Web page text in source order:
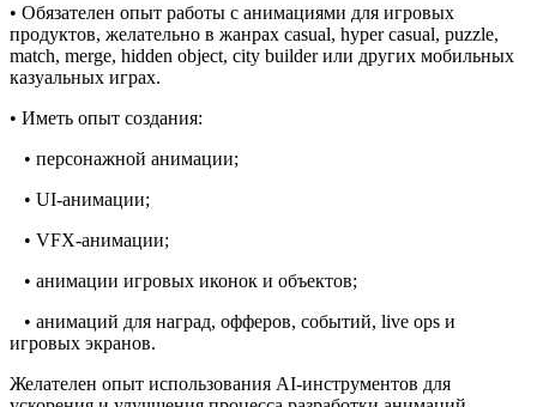
• Обязателен опыт работы с анимациями для игровых
продуктов, желательно в жанрах casual, hyper casual, puzzle,
match, merge, hidden object, city builder или других мобильных
казуальных играх.
• Иметь опыт создания:
• персонажной анимации;
• UI-анимации;
• VFX-анимации;
• анимации игровых иконок и объектов;
• анимаций для наград, офферов, событий, live ops и
игровых экранов.
Желателен опыт использования AI-инструментов для